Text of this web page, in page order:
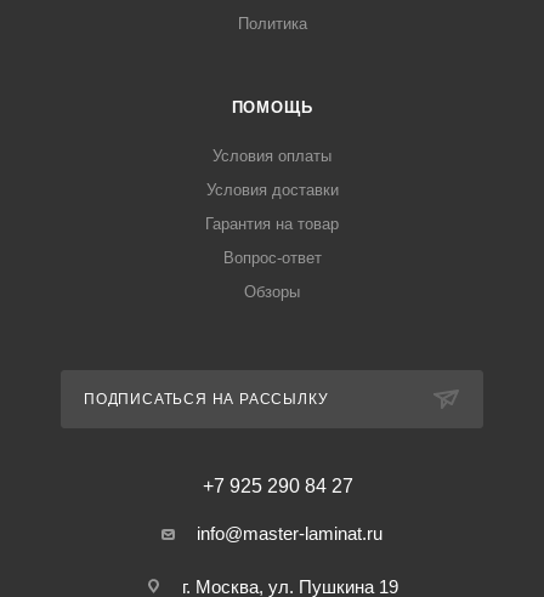
Политика
ПОМОЩЬ
Условия оплаты
Условия доставки
Гарантия на товар
Вопрос-ответ
Обзоры
ПОДПИСАТЬСЯ НА РАССЫЛКУ
+7 925 290 84 27
info@master-laminat.ru
г. Москва, ул. Пушкина 19